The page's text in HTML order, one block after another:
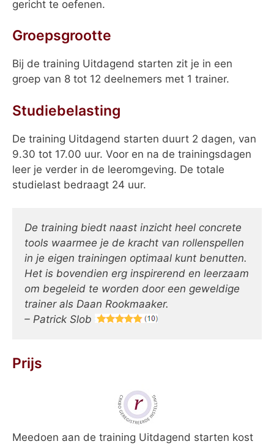
gericht te oefenen.
Groepsgrootte
Bij de training Uitdagend starten zit je in een
groep van 8 tot 12 deelnemers met 1 trainer.
Studiebelasting
De training Uitdagend starten duurt 2 dagen, van
9.30 tot 17.00 uur. Voor en na de trainingsdagen
leer je verder in de leeromgeving. De totale
studielast bedraagt 24 uur.
De training biedt naast inzicht heel concrete
tools waarmee je de kracht van rollenspellen
in je eigen trainingen optimaal kunt benutten.
Het is bovendien erg inspirerend en leerzaam
om begeleid te worden door een geweldige
trainer als Daan Rookmaaker.
– Patrick Slob
Prijs
Meedoen aan de training Uitdagend starten kost